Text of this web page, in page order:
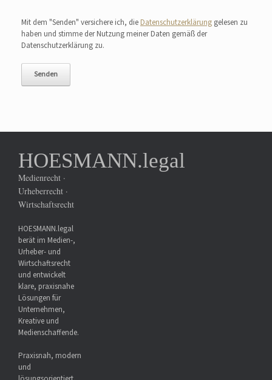
Mit dem "Senden" versichere ich, die Datenschutzerklärung gelesen zu
haben und stimme der Nutzung meiner Daten gemäß der
Datenschutzerklärung zu.
HOESMANN.legal
Medienrecht ·
Urheberrecht ·
Wirtschaftsrecht
HOESMANN.legal
berät im Medien-,
Urheber- und
Wirtschaftsrecht
und entwickelt
klare, praxisnahe
Lösungen für
Unternehmen,
Kreative und
Medienschaffende.
Praxisnah, modern
und